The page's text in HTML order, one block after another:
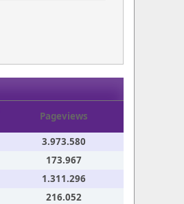
Pageviews
3.973.580
173.967
1.311.296
216.052